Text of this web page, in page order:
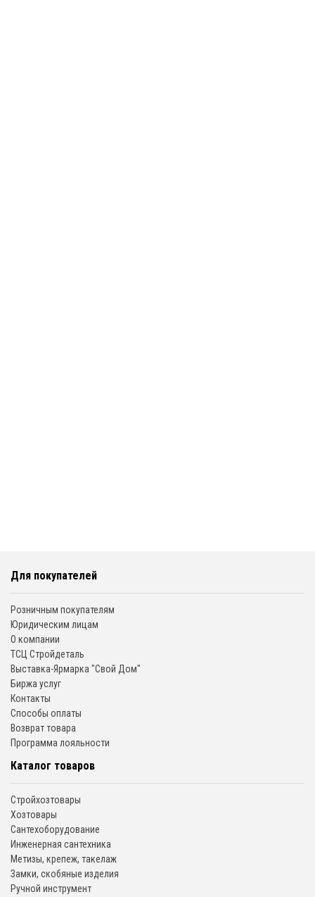
Для покупателей
Розничным покупателям
Юридическим лицам
О компании
ТСЦ Стройдеталь
Выставка-Ярмарка "Свой Дом"
Биржа услуг
Контакты
Способы оплаты
Возврат товара
Программа лояльности
Каталог товаров
Стройхозтовары
Хозтовары
Сантехоборудование
Инженерная сантехника
Метизы, крепеж, такелаж
Замки, скобяные изделия
Ручной инструмент